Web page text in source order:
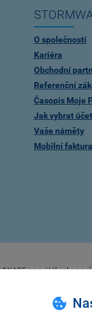
O společnosti
Kariéra
Obchodní
Referenční
Časopis Moje
Jak vybrat
Vaše náměty
Mobilní
s.r.o. | Všechna